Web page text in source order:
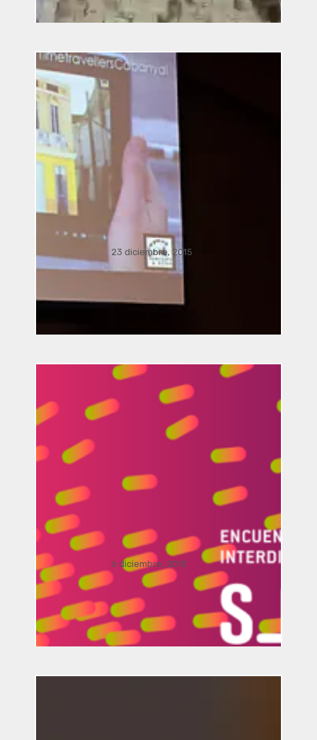
Música Bacterial por José Luis
Romero, Ricardo Climent, Javier
Acevedo Mota, Javier Nava,
Manusamo & Bzika y Siglinde
Vinculación /
23 diciembre, 2015
6 diciembre, 2015